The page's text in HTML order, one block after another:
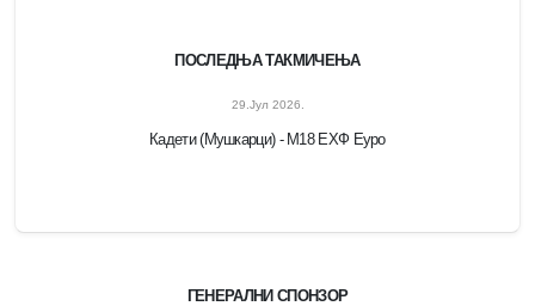
ПОСЛЕДЊА ТАКМИЧЕЊА
29.Јул 2026.
Кадети (Мушкарци) - M18 ЕХФ Еуро
ГЕНЕРАЛНИ СПОНЗОР